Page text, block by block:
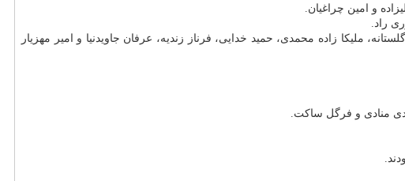
و امین چراغیان.
راد.
ملیکا زاده محمدی، حمید خدایی، فرناز زندیه، عرفان جاویدنیا و امیر مهزیار
منادی و فرگل ساکت.